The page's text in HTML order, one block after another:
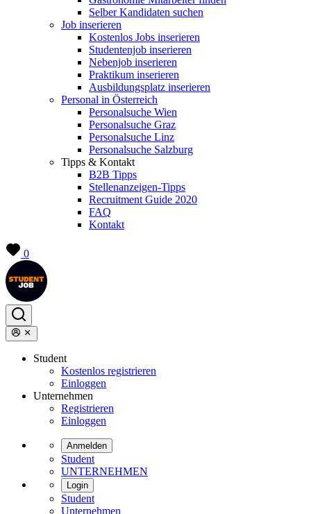
Selber Kandidaten suchen
Job inserieren
Kostenlos Jobs inserieren
Studentenjob inserieren
Nebenjob inserieren
Praktikum inserieren
Ausbildungsplatz inserieren
Personal in Österreich
Personalsuche Wien
Personalsuche Graz
Personalsuche Linz
Personalsuche Salzburg
Tipps & Kontakt
B2B Tipps
Stellenanzeigen-Tipps
Recruitment Guide 2020
FAQ
Kontakt
0
Student
Kostenlos registrieren
Einloggen
Unternehmen
Registrieren
Einloggen
Anmelden
Student
UNTERNEHMEN
Login
Student
Unternehmen